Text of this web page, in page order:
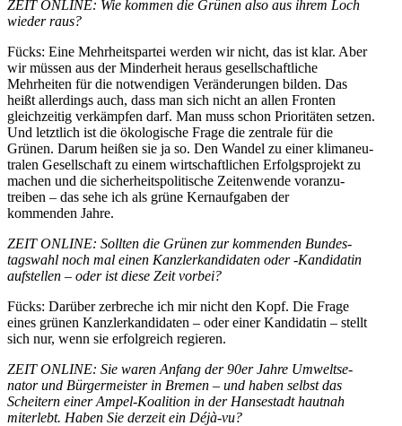
ZEIT ONLINE: Wie kommen die Grünen also aus ihrem Loch
wieder raus?
Fücks: Eine Mehrheits­partei werden wir nicht, das ist klar. Aber
wir müssen aus der Minderheit heraus gesell­schaft­liche
Mehrheiten für die notwen­digen Verän­de­rungen bilden. Das
heißt aller­dings auch, dass man sich nicht an allen Fronten
gleich­zeitig verkämpfen darf. Man muss schon Priori­täten setzen.
Und letztlich ist die ökolo­gische Frage die zentrale für die
Grünen. Darum heißen sie ja so. Den Wandel zu einer klima­neu­
tralen Gesell­schaft zu einem wirtschaft­lichen Erfolgs­projekt zu
machen und die sicher­heits­po­li­tische Zeiten­wende voran­zu­
treiben – das sehe ich als grüne Kernauf­gaben der
kommenden Jahre.
ZEIT ONLINE: Sollten die Grünen zur kommenden Bundes­
tagswahl noch mal einen Kanzler­kan­di­daten oder ‑Kandi­datin
aufstellen – oder ist diese Zeit vorbei?
Fücks: Darüber zerbreche ich mir nicht den Kopf. Die Frage
eines grünen Kanzler­kan­di­daten – oder einer Kandi­datin – stellt
sich nur, wenn sie erfolg­reich regieren.
ZEIT ONLINE: Sie waren Anfang der 90er Jahre Umwelt­se­
nator und Bürger­meister in Bremen – und haben selbst das
Scheitern einer Ampel-Koalition in der Hanse­stadt hautnah
miterlebt. Haben Sie derzeit ein Déjà-vu?